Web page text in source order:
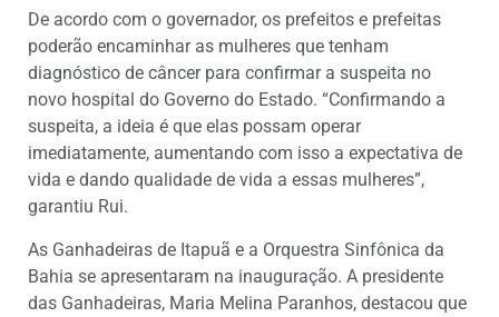
De acordo com o governador, os prefeitos e prefeitas
poderão encaminhar as mulheres que tenham
diagnóstico de câncer para confirmar a suspeita no
novo hospital do Governo do Estado. “Confirmando a
suspeita, a ideia é que elas possam operar
imediatamente, aumentando com isso a expectativa de
vida e dando qualidade de vida a essas mulheres”,
garantiu Rui.
As Ganhadeiras de Itapuã e a Orquestra Sinfônica da
Bahia se apresentaram na inauguração. A presidente
das Ganhadeiras, Maria Melina Paranhos, destacou que